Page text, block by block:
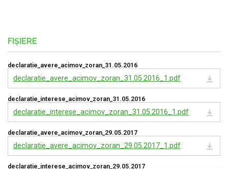
FIȘIERE
declaratie_avere_acimov_zoran_31.05.2016
declaratie_avere_acimov_zoran_31.05.2016_1.pdf
declaratie_interese_acimov_zoran_31.05.2016
declaratie_interese_acimov_zoran_31.05.2016_1.pdf
declaratie_avere_acimov_zoran_29.05.2017
declaratie_avere_acimov_zoran_29.05.2017_1.pdf
declaratie_interese_acimov_zoran_29.05.2017